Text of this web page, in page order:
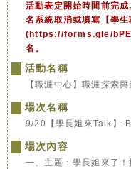
活動表定開始時間前完
名系統取消或填寫【學
(https://forms.gle/
名。
活動名稱
【職涯中心】職涯探索
場次名稱
9/20【學長姐來Talk】-
場次內容
一、主題：學長姐來了